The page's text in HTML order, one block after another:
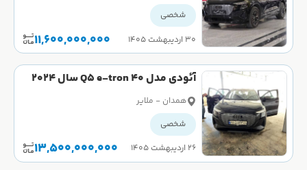
شخصی
۳۰ اردیبهشت ۱۴۰۵
11,600,000,000
آئودی مدل Q5 e-tron 40 سال 2024
کارکرده
همدان - ملایر
شخصی
۲۶ اردیبهشت ۱۴۰۵
13,500,000,000